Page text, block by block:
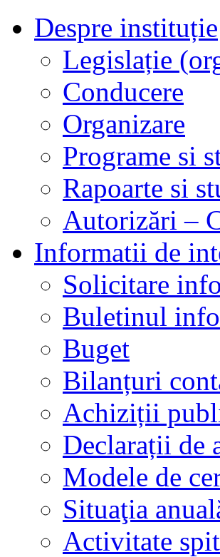
Despre instituție
Legislație
Conducere
Organizare
Programe si
Rapoarte si
Autorizări –
Informatii de
Solicitare
Buletinul
Buget
Bilanțuri
Achiziții
Declarații de
Modele de
Situaţia
Activitate